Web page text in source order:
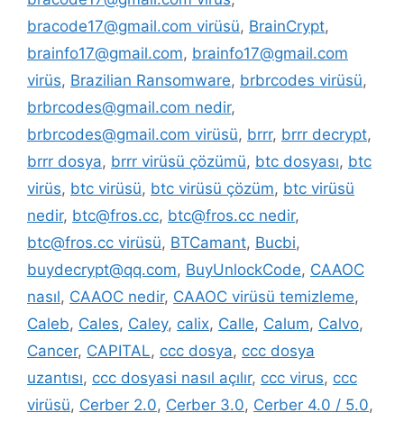
bracode17@gmail.com virüsü, BrainCrypt,
brainfo17@gmail.com, brainfo17@gmail.com
virüs, Brazilian Ransomware, brbrcodes virüsü,
brbrcodes@gmail.com nedir,
brbrcodes@gmail.com virüsü, brrr, brrr decrypt,
brrr dosya, brrr virüsü çözümü, btc dosyası, btc
virüs, btc virüsü, btc virüsü çözüm, btc virüsü
nedir, btc@fros.cc, btc@fros.cc nedir,
btc@fros.cc virüsü, BTCamant, Bucbi,
buydecrypt@qq.com, BuyUnlockCode, CAAOC
nasıl, CAAOC nedir, CAAOC virüsü temizleme,
Caleb, Cales, Caley, calix, Calle, Calum, Calvo,
Cancer, CAPITAL, ccc dosya, ccc dosya
uzantısı, ccc dosyasi nasıl açılır, ccc virus, ccc
virüsü, Cerber 2.0, Cerber 3.0, Cerber 4.0 / 5.0,